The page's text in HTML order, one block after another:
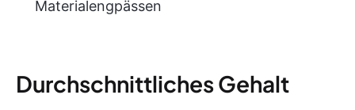
Materialengpässen
Durchschnittliches Gehalt